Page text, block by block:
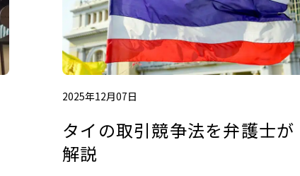
2025年12月07日
タイの取引競争法を弁護士が
解説